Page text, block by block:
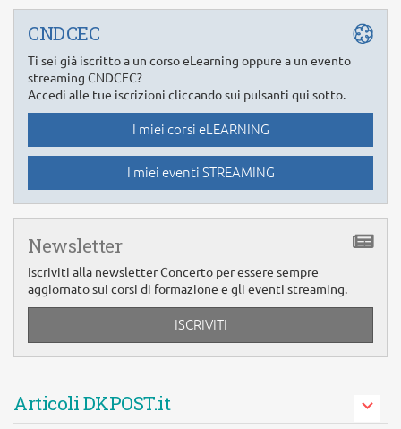
CNDCEC
Ti sei già iscritto a un corso eLearning oppure a un evento
streaming CNDCEC?
Accedi alle tue iscrizioni cliccando sui pulsanti qui sotto.
I miei corsi eLEARNING
I miei eventi STREAMING
Newsletter
Iscriviti alla newsletter Concerto per essere sempre
aggiornato sui corsi di formazione e gli eventi streaming.
ISCRIVITI
Articoli DKPOST.it